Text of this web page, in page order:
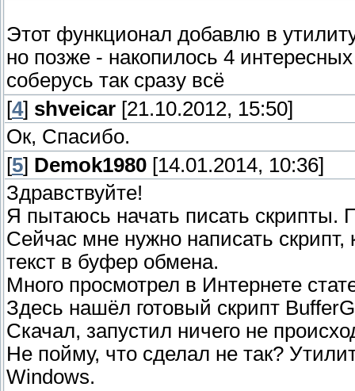
Этот функционал добавлю в
но позже - накопилось 4
соберусь так сразу всё
[4] shveicar [21.10.2012, 15:50]
Ок, Спасибо.
[5] Demok1980 [14.01.2014, 10:36]
Здравствуйте!
Я пытаюсь начать писать скрипты.
Сейчас мне нужно написать
текст в буфер обмена.
Много просмотрел в Интернете
Здесь нашёл готовый скрипт
Скачал, запустил ничего не
Не пойму, что сделал не так?
Windows.